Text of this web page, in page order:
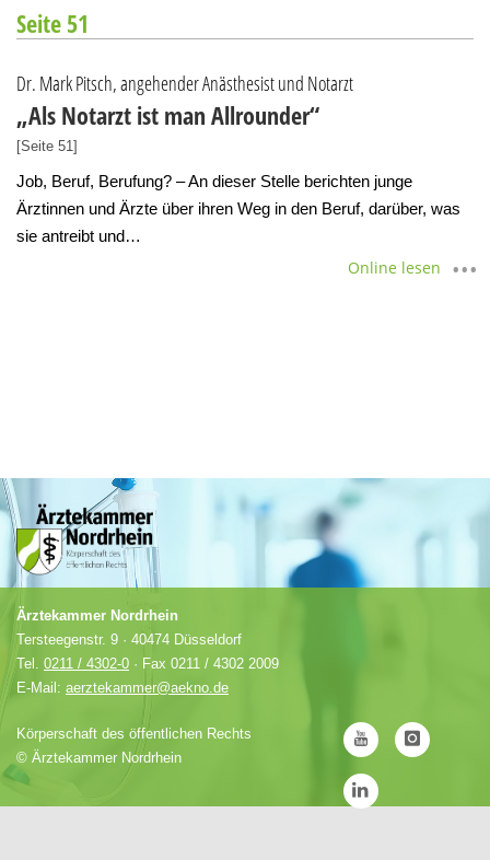
Seite 51
Dr. Mark Pitsch, angehender Anästhesist und Notarzt
„Als Notarzt ist man Allrounder“
[Seite 51]
Job, Beruf, Berufung? – An dieser Stelle berichten junge
Ärztinnen und Ärzte über ihren Weg in den Beruf, darüber, was
sie antreibt und…
Online lesen
Ärztekammer Nordrhein
Tersteegenstr. 9 · 40474 Düsseldorf
Tel. 0211 / 4302-0 · Fax 0211 / 4302 2009
E-Mail: aerztekammer@aekno.de
Körperschaft des öffentlichen Rechts
© Ärztekammer Nordrhein